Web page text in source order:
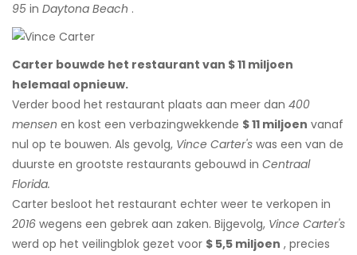
95 in Daytona Beach .
Carter bouwde het restaurant van $ 11 miljoen
helemaal opnieuw.
Verder bood het restaurant plaats aan meer dan 400
mensen en kost een verbazingwekkende $ 11 miljoen vanaf
nul op te bouwen. Als gevolg, Vince Carter's was een van de
duurste en grootste restaurants gebouwd in Centraal
Florida.
Carter besloot het restaurant echter weer te verkopen in
2016 wegens een gebrek aan zaken. Bijgevolg, Vince Carter's
werd op het veilingblok gezet voor $ 5,5 miljoen , precies